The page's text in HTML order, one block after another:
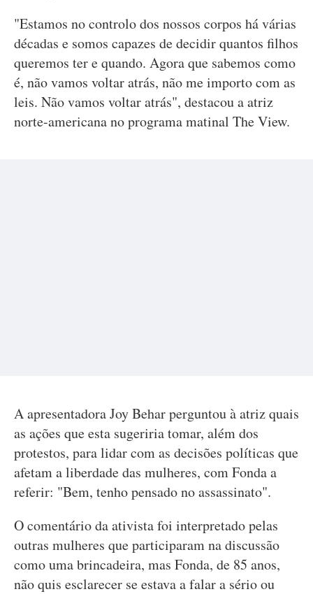
"Estamos no controlo dos nossos corpos há várias
décadas e somos capazes de decidir quantos filhos
queremos ter e quando. Agora que sabemos como
é, não vamos voltar atrás, não me importo com as
leis. Não vamos voltar atrás", destacou a atriz
norte-americana no programa matinal The View.
A apresentadora Joy Behar perguntou à atriz quais
as ações que esta sugeriria tomar, além dos
protestos, para lidar com as decisões políticas que
afetam a liberdade das mulheres, com Fonda a
referir: "Bem, tenho pensado no assassinato".
O comentário da ativista foi interpretado pelas
outras mulheres que participaram na discussão
como uma brincadeira, mas Fonda, de 85 anos,
não quis esclarecer se estava a falar a sério ou